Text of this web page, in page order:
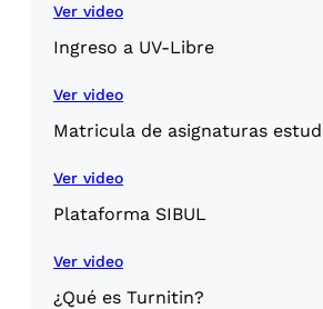
Ver video
Ingreso a UV-Libre
Ver video
Matricula de asignaturas
Ver video
Plataforma SIBUL
Ver video
¿Qué es Turnitin?